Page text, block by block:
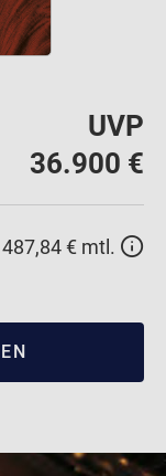
UVP
36.900 €
€ mtl.